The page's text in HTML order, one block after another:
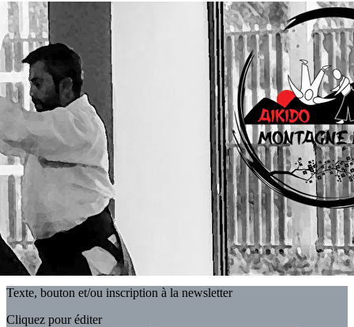
Exporter les lignes sélectionnées
Exporter toutes les colonnes
Exporter uniquement les colonnes affichées
Menu
<
Actualités
Actualités - Archives
Le Calendrier Aikido Montagne Noire
Agenda
?>
Images de la page d'accueil
Cliquez pour éditer
Texte, bouton et/ou inscription à la newsletter
Cliquez pour éditer